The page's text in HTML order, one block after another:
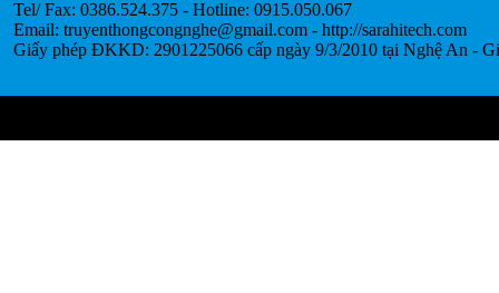
Tel/ Fax: 0386.524.375 - Hotline: 0915.050.067
Email: truyenthongcongnghe@gmail.com - http://sarahitech.com
Giấy phép ĐKKD: 2901225066 cấp ngày 9/3/2010 tại Nghệ An -